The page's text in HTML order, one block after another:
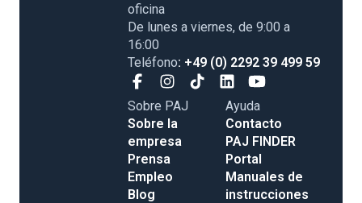
oficina
De lunes a viernes, de 9:00 a
16:00
Teléfono: +49 (0) 2292 39 499 59
Sobre PAJ
Sobre la
empresa
Prensa
Empleo
Blog
Ayuda
Contacto
PAJ FINDER
Portal
Manuales de
instrucciones